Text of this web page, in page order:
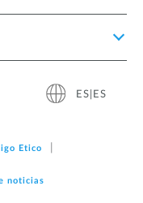
ES|ES
Etico
noticias